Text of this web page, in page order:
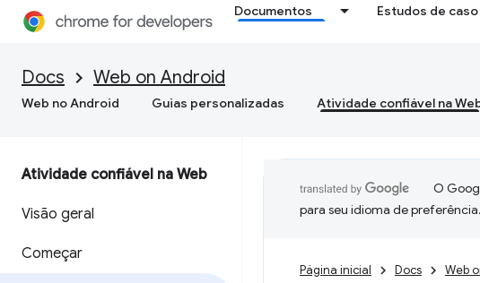
Documentos Estudos de caso
Docs Web on Android
Web no Android Guias personalizadas Atividade confiável na
Atividade confiável na Web
Visão geral
Começar
O
para seu idioma de
Página inicial Docs Web